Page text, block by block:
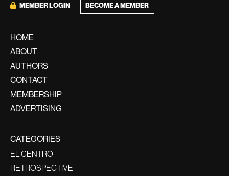
MEMBER LOGIN BECOME A MEMBER
HOME
ABOUT
AUTHORS
CONTACT
MEMBERSHIP
ADVERTISING
CATEGORIES
EL CENTRO
RETROSPECTIVE